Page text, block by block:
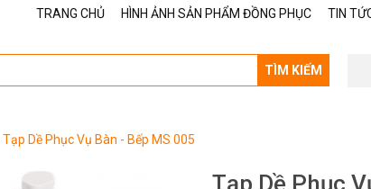
TRANG CHỦ HÌNH ẢNH SẢN PHẨM ĐỒNG PHỤC TIN
TÌM KIẾM
Tạp Dề Phục Vụ Bàn - Bếp MS 005
Tạp Dề Phục